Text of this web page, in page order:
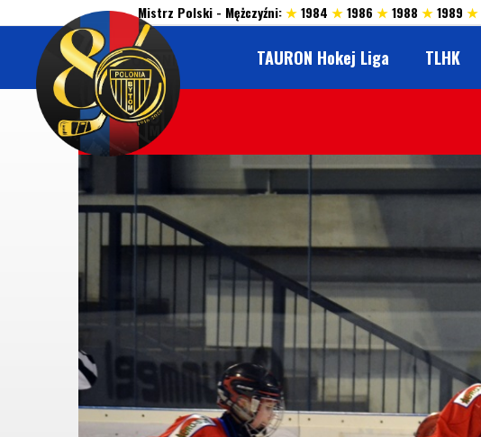
Mistrz Polski - Mężczyźni:★1984 ★1986 ★1988 ★1989 ★
TAURON Hokej Liga TLHK